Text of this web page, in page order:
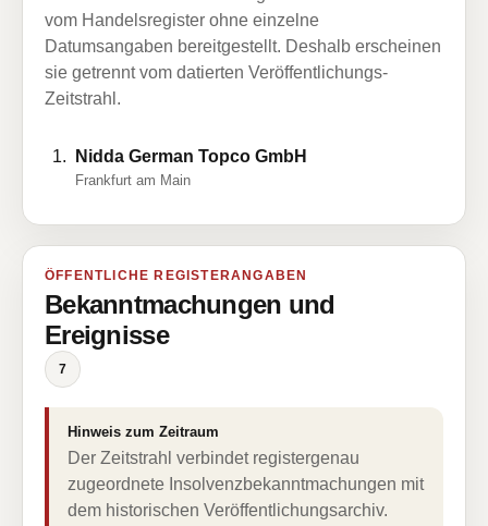
vom Handelsregister ohne einzelne
Datumsangaben bereitgestellt. Deshalb erscheinen
sie getrennt vom datierten Veröffentlichungs-
Zeitstrahl.
Nidda German Topco GmbH
Frankfurt am Main
ÖFFENTLICHE REGISTERANGABEN
Bekanntmachungen und
Ereignisse
7
Hinweis zum Zeitraum
Der Zeitstrahl verbindet registergenau
zugeordnete Insolvenzbekanntmachungen mit
dem historischen Veröffentlichungsarchiv.